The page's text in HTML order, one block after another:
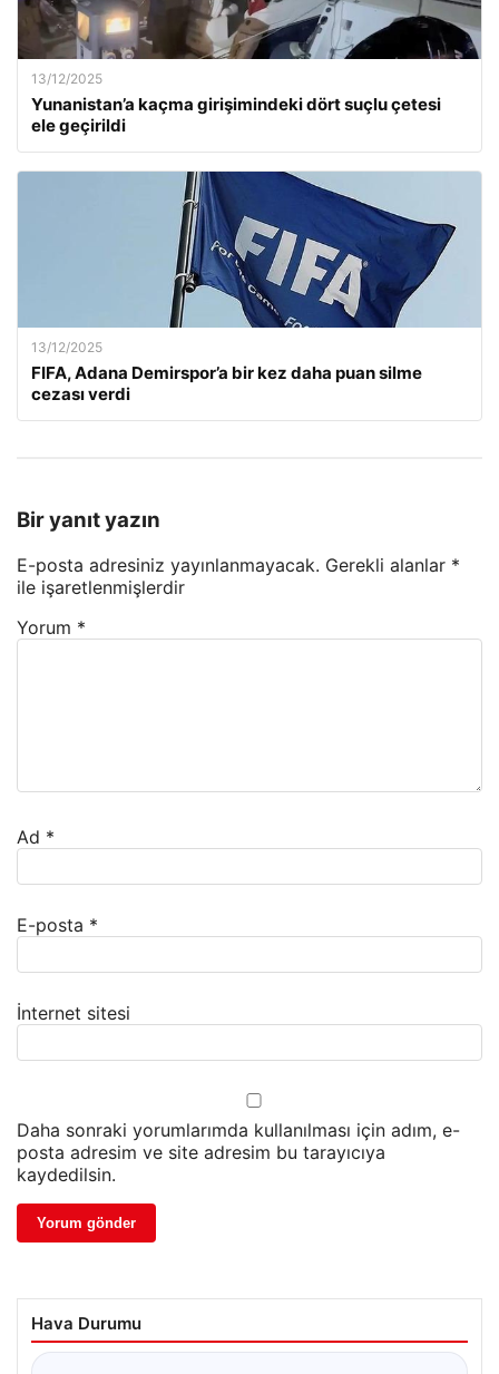
13/12/2025
Yunanistan’a kaçma girişimindeki dört suçlu çetesi
ele geçirildi
13/12/2025
FIFA, Adana Demirspor’a bir kez daha puan silme
cezası verdi
Bir yanıt yazın
E-posta adresiniz yayınlanmayacak. Gerekli alanlar *
ile işaretlenmişlerdir
Yorum *
Ad *
E-posta *
İnternet sitesi
Daha sonraki yorumlarımda kullanılması için adım, e-
posta adresim ve site adresim bu tarayıcıya
kaydedilsin.
Hava Durumu